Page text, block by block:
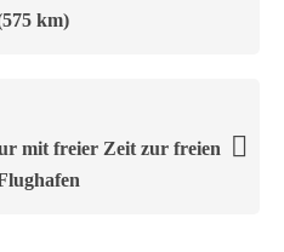
km)
mit freier Zeit zur freien